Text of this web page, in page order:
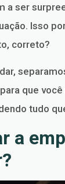
a ser
Isso
correto?
que
tudo
a